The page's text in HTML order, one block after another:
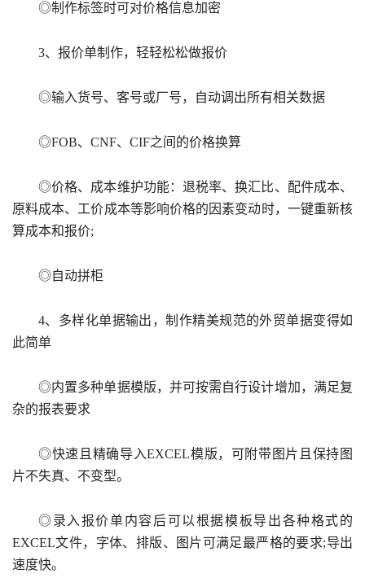
◎制作标签时可对价格信息加密
3、报价单制作，轻轻松松做报价
◎输入货号、客号或厂号，自动调出所有相关数据
◎FOB、CNF、CIF之间的价格换算
◎价格、成本维护功能：退税率、换汇比、配件成本、
原料成本、工价成本等影响价格的因素变动时，一键重新核
算成本和报价;
◎自动拼柜
4、多样化单据输出，制作精美规范的外贸单据变得如
此简单
◎内置多种单据模版，并可按需自行设计增加，满足复
杂的报表要求
◎快速且精确导入EXCEL模版，可附带图片且保持图
片不失真、不变型。
◎录入报价单内容后可以根据模板导出各种格式的
EXCEL文件，字体、排版、图片可满足最严格的要求;导出
速度快。